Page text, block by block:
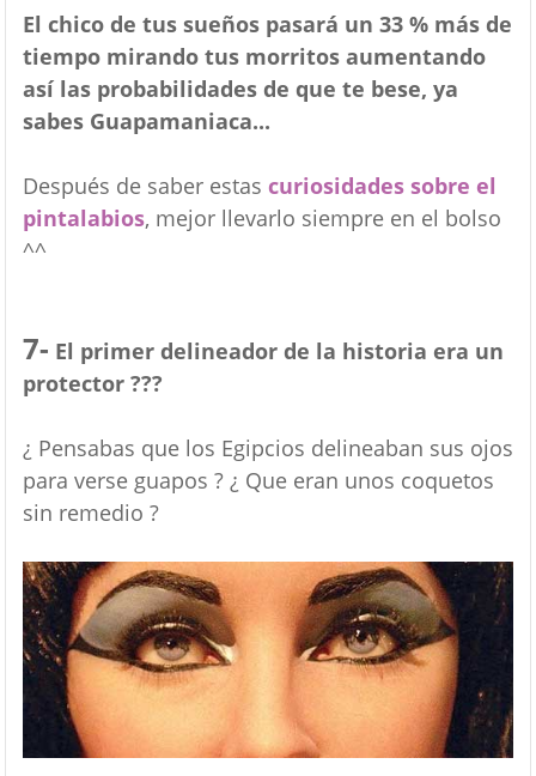
El chico de tus sueños pasará un 33 % más de
tiempo mirando tus morritos aumentando
así las probabilidades de que te bese, ya
sabes Guapamaniaca...
Después de saber estas curiosidades sobre el
pintalabios, mejor llevarlo siempre en el bolso
^^
7- El primer delineador de la historia era un
protector ???
¿ Pensabas que los Egipcios delineaban sus ojos
para verse guapos ? ¿ Que eran unos coquetos
sin remedio ?